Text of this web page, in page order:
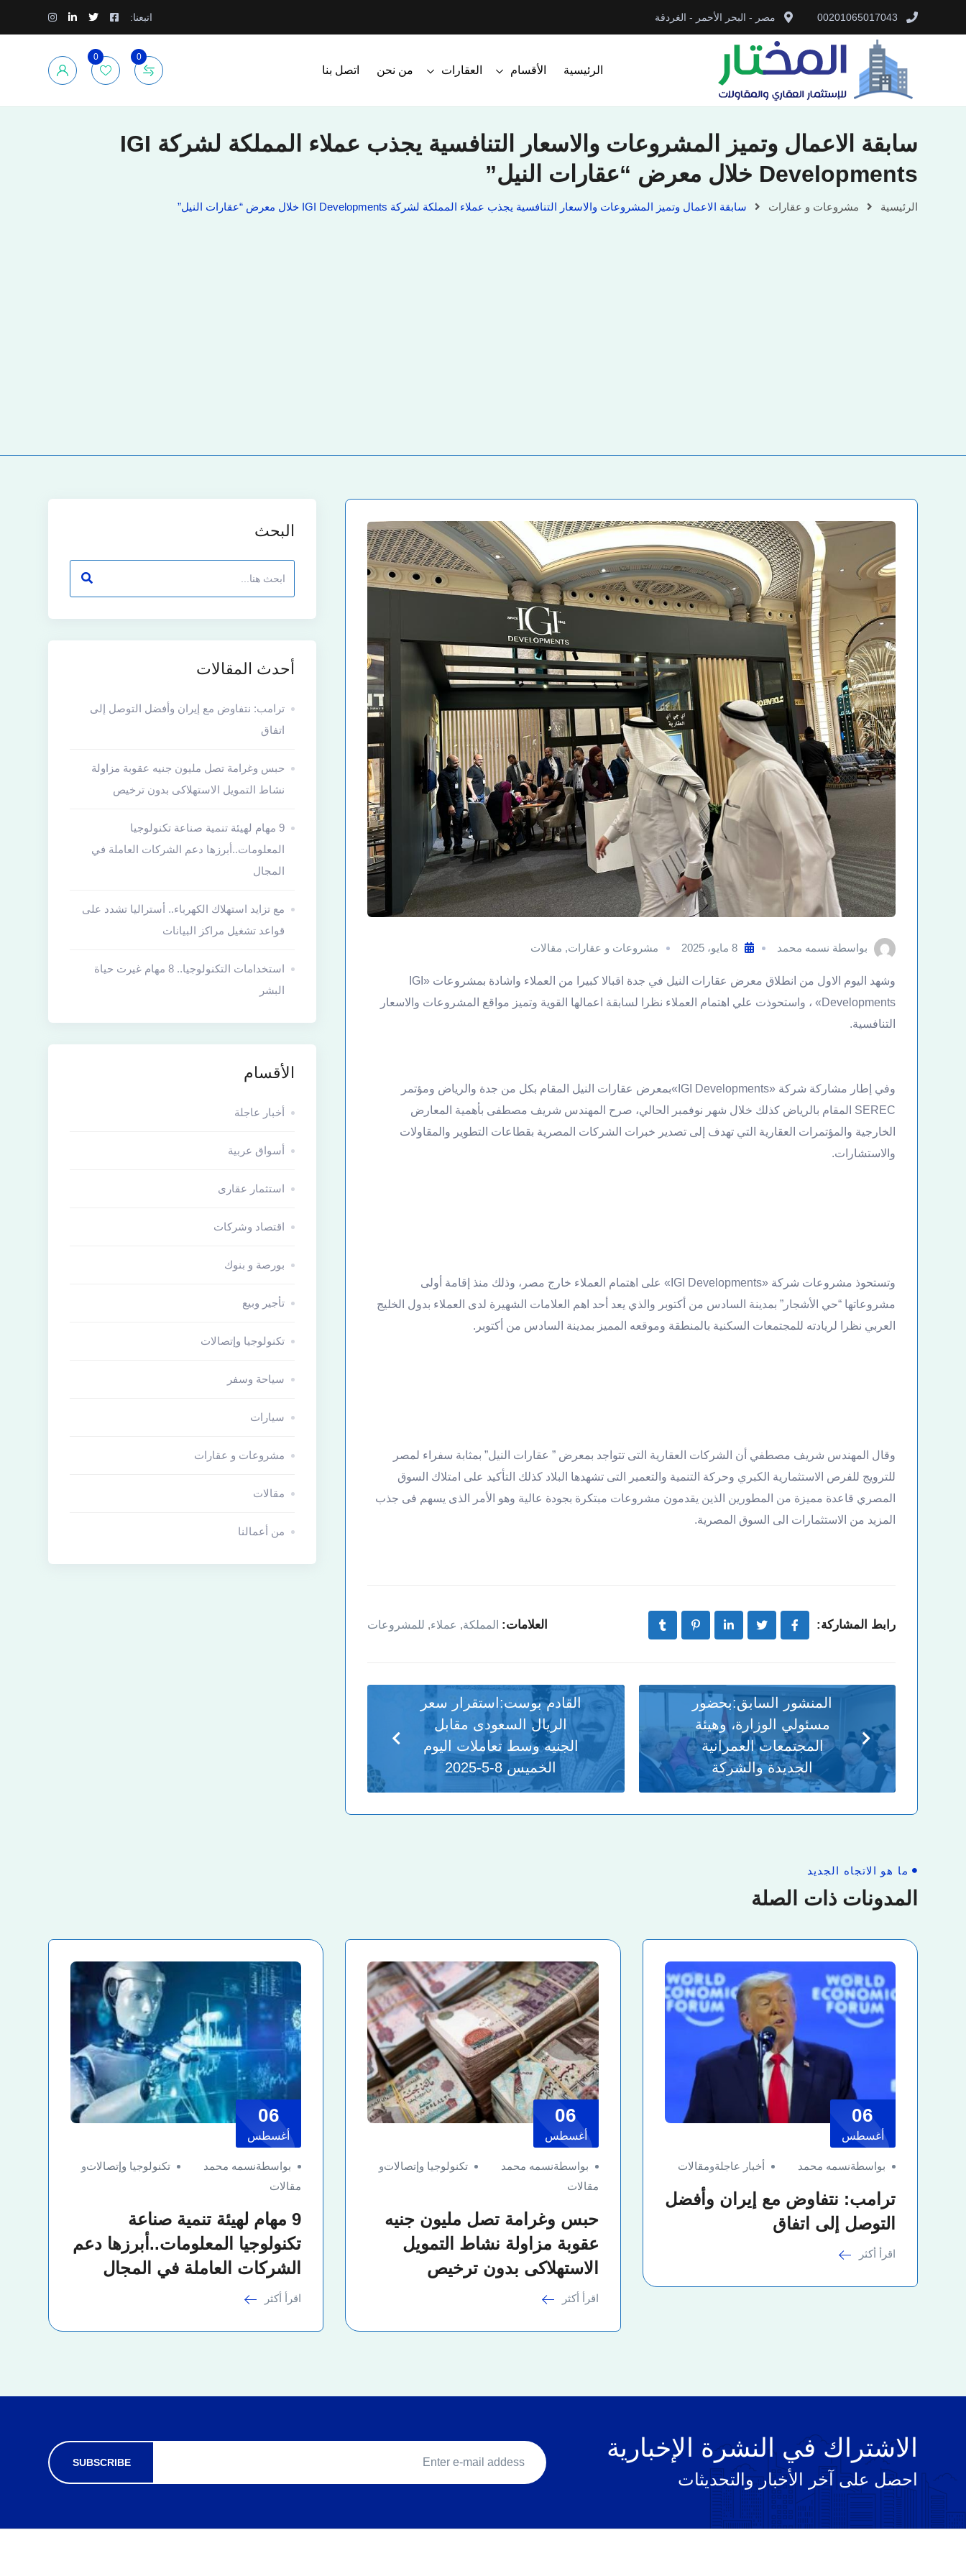
00201065017043 مصر - البحر الأحمر - الغردقة اتبعنا:
الرئيسية الأقسام العقارات من نحن اتصل بنا
0
0
سابقة الاعمال وتميز المشروعات والاسعار التنافسية يجذب عملاء المملكة لشركة IGI
Developments خلال معرض “عقارات النيل”
الرئيسية مشروعات و عقارات سابقة الاعمال وتميز المشروعات والاسعار التنافسية يجذب عملاء المملكة لشركة IGI Developments خلال معرض “عقارات النيل”
بواسطة نسمه محمد 8 مايو، 2025 مشروعات و عقارات, مقالات
وشهد اليوم الاول من انطلاق معرض عقارات النيل في جدة اقبالا كبيرا من العملاء واشادة بمشروعات «IGI
Developments» ، واستحوذت علي اهتمام العملاء نظرا لسابقة اعمالها القوية وتميز مواقع المشروعات والاسعار
التنافسية.
وفي إطار مشاركة شركة «IGI Developments»بمعرض عقارات النيل المقام بكل من جدة والرياض ومؤتمر
SEREC المقام بالرياض كذلك خلال شهر نوفمبر الحالي، صرح المهندس شريف مصطفى بأهمية المعارض
الخارجية والمؤتمرات العقارية التي تهدف إلى تصدير خبرات الشركات المصرية بقطاعات التطوير والمقاولات
والاستشارات.
وتستحوذ مشروعات شركة «IGI Developments» على اهتمام العملاء خارج مصر، وذلك منذ إقامة أولى
مشروعاتها “حي الأشجار” بمدينة السادس من أكتوبر والذي يعد أحد اهم العلامات الشهيرة لدى العملاء بدول الخليج
العربي نظرا لريادته للمجتمعات السكنية بالمنطقة وموقعه المميز بمدينة السادس من أكتوبر.
وقال المهندس شريف مصطفي أن الشركات العقارية التى تتواجد بمعرض ” عقارات النيل” بمثابة سفراء لمصر
للترويج للفرص الاستثمارية الكبري وحركة التنمية والتعمير التى تشهدها البلاد كذلك التأكيد على امتلاك السوق
المصري قاعدة مميزة من المطورين الذين يقدمون مشروعات مبتكرة بجودة عالية وهو الأمر الذى يسهم فى جذب
المزيد من الاستثمارات الى السوق المصرية.
رابط المشاركة: العلامات: المملكة, عملاء, للمشروعات
المنشور السابق:بحضور
مسئولي الوزارة، وهيئة
المجتمعات العمرانية
الجديدة والشركة
القادم بوست: استقرار سعر
الريال السعودى مقابل
الجنيه وسط تعاملات اليوم
الخميس 8-5-2025
البحث
أحدث المقالات
ترامب: نتفاوض مع إيران وأفضل التوصل إلى
اتفاق
حبس وغرامة تصل مليون جنيه عقوبة مزاولة
نشاط التمويل الاستهلاكى بدون ترخيص
9 مهام لهيئة تنمية صناعة تكنولوجيا
المعلومات..أبرزها دعم الشركات العاملة في
المجال
مع تزايد استهلاك الكهرباء.. أستراليا تشدد على
قواعد تشغيل مراكز البيانات
استخدامات التكنولوجيا.. 8 مهام غيرت حياة
البشر
الأقسام
أخبار عاجلة
أسواق عربية
استثمار عقارى
اقتصاد وشركات
بورصة و بنوك
تأجير وبيع
تكنولوجيا وإتصالات
سياحة وسفر
سيارات
مشروعات و عقارات
مقالات
من أعمالنا
ما هو الاتجاه الجديد
المدونات ذات الصلة
06
أغسطس
بواسطةنسمه محمد أخبار عاجلةومقالات
ترامب: نتفاوض مع إيران وأفضل
التوصل إلى اتفاق
اقرأ أكثر
06
أغسطس
بواسطةنسمه محمد تكنولوجيا وإتصالاتو
مقالات
حبس وغرامة تصل مليون جنيه
عقوبة مزاولة نشاط التمويل
الاستهلاكى بدون ترخيص
اقرأ أكثر
06
أغسطس
بواسطةنسمه محمد تكنولوجيا وإتصالاتو
مقالات
9 مهام لهيئة تنمية صناعة
تكنولوجيا المعلومات..أبرزها دعم
الشركات العاملة في المجال
اقرأ أكثر
الاشتراك في النشرة الإخبارية
احصل على آخر الأخبار والتحديثات